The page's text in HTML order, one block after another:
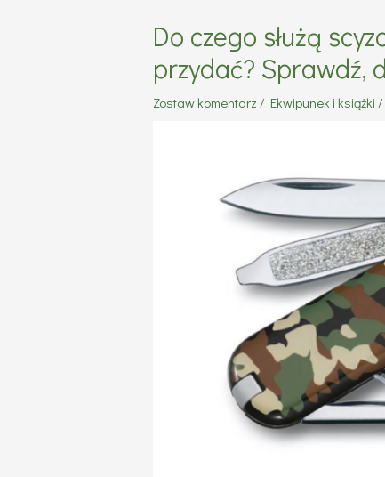
Do czego służą
przydać? Sprawdź,
Zostaw komentarz / Ekwipunek i książki /